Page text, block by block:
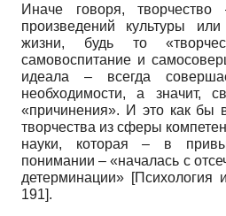
Иначе говоря,
произведений культуры
жизни, будь то
самовоспитание и
идеала – всегда
необходимости, а значит,
«причинения». И это как бы
творчества из сферы
науки, которая – в
понимании – «началась с
детерминации» [Психология
191].